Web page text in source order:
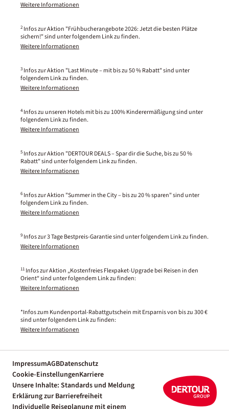
Weitere Informationen
2 Infos zur Aktion "Frühbucherangebote 2026: Jetzt die besten Plätze
sichern!" sind unter folgendem Link zu finden.
Weitere Informationen
3 Infos zur Aktion "Last Minute – mit bis zu 50 % Rabatt" sind unter
folgendem Link zu finden.
Weitere Informationen
4 Infos zu unseren Hotels mit bis zu 100% Kinderermäßigung sind unter
folgendem Link zu finden.
Weitere Informationen
5 Infos zur Aktion "DERTOUR DEALS – Spar dir die Suche, bis zu 50 %
Rabatt" sind unter folgendem Link zu finden.
Weitere Informationen
6 Infos zur Aktion "Summer in the City – bis zu 20 % sparen" sind unter
folgendem Link zu finden.
Weitere Informationen
9 Infos zur 3 Tage Bestpreis-Garantie sind unter folgendem Link zu finden.
Weitere Informationen
11 Infos zur Aktion „Kostenfreies Flexpaket-Upgrade bei Reisen in den
Orient“ sind unter folgendem Link zu finden:
Weitere Informationen
*Infos zum Kundenportal-Rabattgutschein mit Ersparnis von bis zu 300 €
sind unter folgendem Link zu finden:
Weitere Informationen
ImpressumAGBDatenschutz
Cookie-EinstellungenKarriere
Unsere Inhalte: Standards und Meldung
Erklärung zur Barrierefreiheit
Individuelle Reiseplanung mit einem